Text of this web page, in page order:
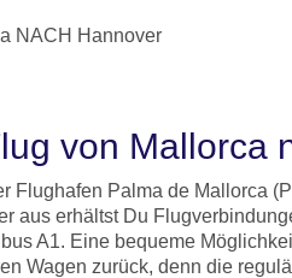
NACH Hannover
von Mallorca
Flughafen Palma de Mallorca
aus erhältst Du
A1. Eine bequeme
Wagen zurück, denn die